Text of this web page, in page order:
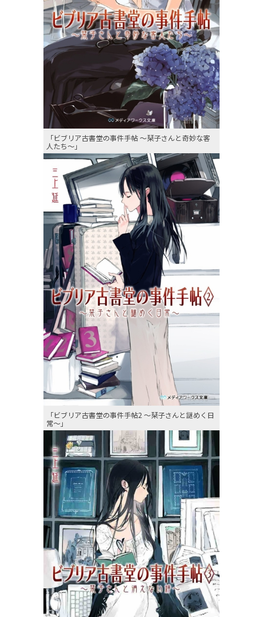
「ビブリア古書堂の事件手帖 〜栞子さんと奇妙な客
人たち〜」
「ビブリア古書堂の事件手帖2 〜栞子さんと謎めく日
常〜」